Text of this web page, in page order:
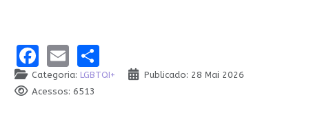
Facebook
EmailShare
Categoria: LGBTQI+
Publicado: 28 Mai 2026
Acessos: 6513